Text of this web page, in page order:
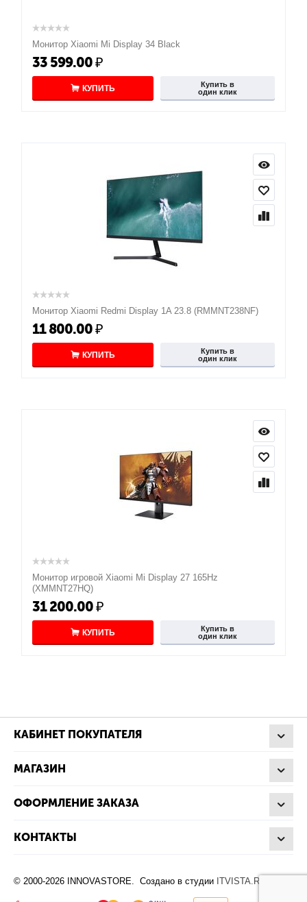
Монитор Xiaomi Mi Display 34 Black
33 599.00₽
КУПИТЬ
Купить в
один клик
Монитор Xiaomi Redmi Display 1A 23.8 (RMMNT238NF)
11 800.00₽
КУПИТЬ
Купить в
один клик
Монитор игровой Xiaomi Mi Display 27 165Hz
(XMMNT27HQ)
31 200.00₽
КУПИТЬ
Купить в
один клик
КАБИНЕТ ПОКУПАТЕЛЯ
МАГАЗИН
ОФОРМЛЕНИЕ ЗАКАЗА
КОНТАКТЫ
© 2000-2026 INNOVASTORE. Создано в студии ITVISTA.RU